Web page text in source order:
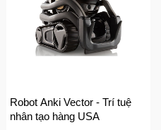
Robot Anki Vector - Trí tuệ
nhân tạo hàng USA